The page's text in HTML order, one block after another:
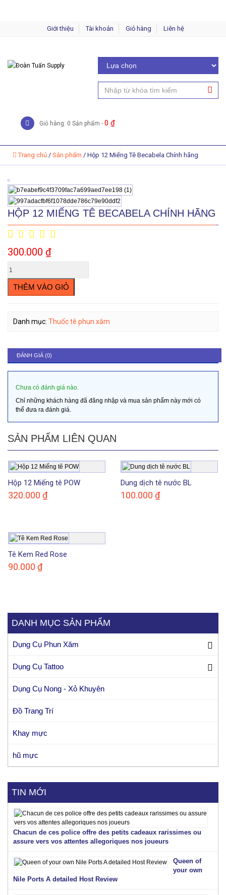
Giới thiệu Tài khoản Giỏ hàng Liên hệ
Giỏ hàng: 0 Sản phẩm - 0 ₫
Trang chủ / Sản phẩm / Hộp 12 Miếng Tê Becabela Chính hãng
HỘP 12 MIẾNG TÊ BECABELA CHÍNH HÃNG
300.000 ₫
THÊM VÀO GIỎ
Danh mục: Thuốc tê phun xăm
ĐÁNH GIÁ (0)
Chưa có đánh giá nào.
Chỉ những khách hàng đã đăng nhập và mua sản phẩm này mới có
thể đưa ra đánh giá.
SẢN PHẨM LIÊN QUAN
Hộp 12 Miếng tê POW
320.000 ₫
Dung dịch tê nước BL
100.000 ₫
Tê Kem Red Rose
90.000 ₫
DANH MỤC SẢN PHẨM
Dụng Cụ Phun Xăm
Dụng Cụ Tattoo
Dụng Cụ Nong - Xỏ Khuyên
Đồ Trang Trí
Khay mực
hũ mực
TIN MỚI
Chacun de ces police offre des petits cadeaux rarissimes ou
assure vers vos attentes allegoriques nos joueurs
Queen of
your own
Nile Ports A detailed Host Review